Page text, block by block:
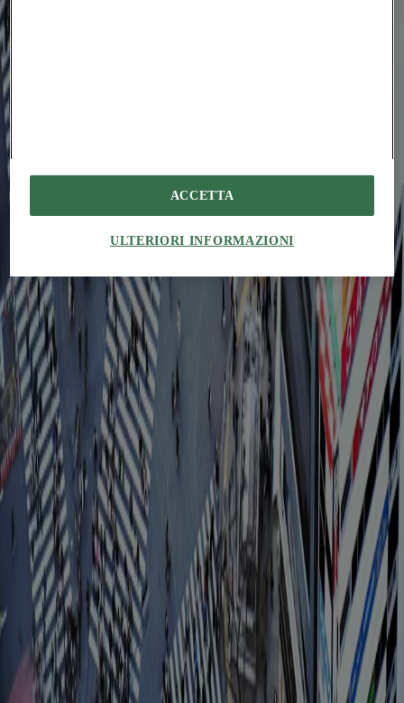
Projects
Cittadella dello Sport: more than an arena
Barreca & La Varra design a sports complex that moves beyond the
model of the stand-alone arena, combining buildings, services, and
public space
Projects
A textile structure between sport and landscape
In Brittany, Onze04 Arquitectes turns a sports center into an open-
ended device, where the tensile roof and public space build a new
continuity
Projects
Tammela stadium by JKMM Architects: a part apart
A stadium, housing and retail converge in Tampere, where urban
density and market-driven development reshape the idea of public
From Minhocão to Ibirapuera, in São Paulo, viaducts and avenues
switch roles: shifting from speed to presence, from circulation to
leisure
Essays
The martial origins of Olympic grace in the architecture of
sportKamil Dalkir, Chiara Tomassi
From ancient Greece to modern arenas, sports transform violence
into ritual, where architecture measures, disciplines, and stages the
body
Essays
Pace, posture, pause: how architecture codifies walking
Léa Zeitoun
From oversized streets to surveilled interiors, architecture transforms
walking from a democratic act into a spatially regulated ritual
Load more
The Global Architecture Platforfm
Terms of Use
Privacy
noticeAccessibilityHearst.it Abbonationline.it Sitemap
Preferenze sui Cookies
ULTERIORI INFORMAZIONI
ACCETTA